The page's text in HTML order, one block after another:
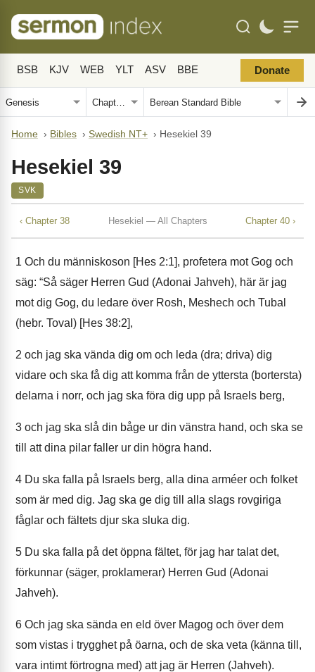
BSB KJV WEB YLT ASV BBE Donate
Home › Bibles › Swedish NT+ › Hesekiel 39
Hesekiel 39
SVK
‹ Chapter 38 Hesekiel — All Chapters Chapter 40 ›
1 Och du människoson [Hes 2:1], profetera mot Gog och
säg: “Så säger Herren Gud (Adonai Jahveh), här är jag
mot dig Gog, du ledare över Rosh, Meshech och Tubal
(hebr. Toval) [Hes 38:2],
2 och jag ska vända dig om och leda (dra; driva) dig
vidare och ska få dig att komma från de yttersta (bortersta)
delarna i norr, och jag ska föra dig upp på Israels berg,
3 och jag ska slå din båge ur din vänstra hand, och ska se
till att dina pilar faller ur din högra hand.
4 Du ska falla på Israels berg, alla dina arméer och folket
som är med dig. Jag ska ge dig till alla slags rovgiriga
fåglar och fältets djur ska sluka dig.
5 Du ska falla på det öppna fältet, för jag har talat det,
förkunnar (säger, proklamerar) Herren Gud (Adonai
Jahveh).
6 Och jag ska sända en eld över Magog och över dem
som vistas i trygghet på öarna, och de ska veta (känna till,
vara intimt förtrogna med) att jag är Herren (Jahveh).